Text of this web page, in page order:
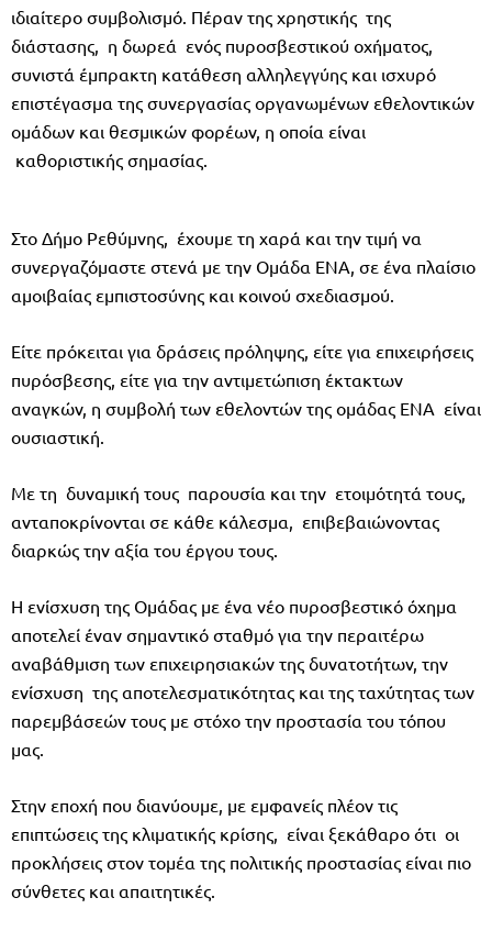
ιδιαίτερο συμβολισμό. Πέραν της χρηστικής της
διάστασης, η δωρεά ενός πυροσβεστικού οχήματος,
συνιστά έμπρακτη κατάθεση αλληλεγγύης και ισχυρό
επιστέγασμα της συνεργασίας οργανωμένων εθελοντικών
ομάδων και θεσμικών φορέων, η οποία είναι
καθοριστικής σημασίας.
Στο Δήμο Ρεθύμνης, έχουμε τη χαρά και την τιμή να
συνεργαζόμαστε στενά με την Ομάδα ΕΝΑ, σε ένα πλαίσιο
αμοιβαίας εμπιστοσύνης και κοινού σχεδιασμού.
Είτε πρόκειται για δράσεις πρόληψης, είτε για επιχειρήσεις
πυρόσβεσης, είτε για την αντιμετώπιση έκτακτων
αναγκών, η συμβολή των εθελοντών της ομάδας ΕΝΑ είναι
ουσιαστική.
Με τη δυναμική τους παρουσία και την ετοιμότητά τους,
ανταποκρίνονται σε κάθε κάλεσμα, επιβεβαιώνοντας
διαρκώς την αξία του έργου τους.
Η ενίσχυση της Ομάδας με ένα νέο πυροσβεστικό όχημα
αποτελεί έναν σημαντικό σταθμό για την περαιτέρω
αναβάθμιση των επιχειρησιακών της δυνατοτήτων, την
ενίσχυση της αποτελεσματικότητας και της ταχύτητας των
παρεμβάσεών τους με στόχο την προστασία του τόπου
μας.
Στην εποχή που διανύουμε, με εμφανείς πλέον τις
επιπτώσεις της κλιματικής κρίσης, είναι ξεκάθαρο ότι οι
προκλήσεις στον τομέα της πολιτικής προστασίας είναι πιο
σύνθετες και απαιτητικές.